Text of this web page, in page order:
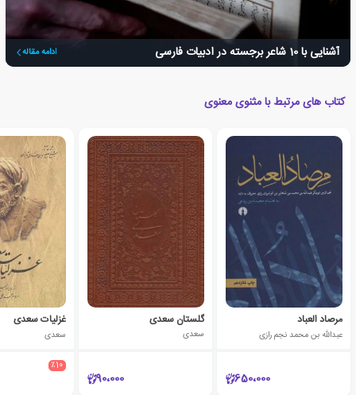
آشنایی با 10 شاعر برجسته در ادبیات فارسی ادامه مقاله
کتاب های مرتبط با مثنوی معنوی
مرصاد العباد
عبدالله بن محمد نجم رازی
650،000
گلستان سعدی
سعدی
90،000
غزلیات سعدی
سعدی
٪10